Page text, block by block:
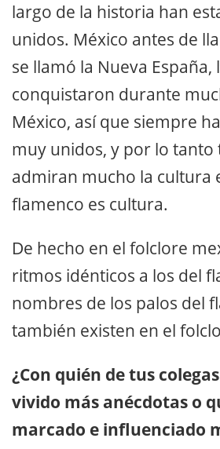
largo de la historia han
unidos. México antes de
se llamó la Nueva España,
conquistaron durante
México, así que siempre
muy unidos, y por lo tanto
admiran mucho la cultura
flamenco es cultura.
De hecho en el folclore
ritmos idénticos a los del
nombres de los palos del
también existen en el
¿Con quién de tus
vivido más anécdotas o
marcado e influenciado